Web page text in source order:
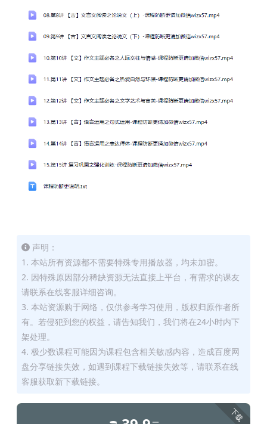
声明：
1. 本站所有资源都不需要特殊专用播放器，均未加密。
2. 因特殊原因部分稀缺资源无法直接上平台，有需求的课友
请联系在线客服详细咨询。
3. 本站资源购于网络，仅供参考学习使用，版权归原作者所
有。若侵犯到您的权益，请告知我们，我们将在24小时内下
架处理。
4. 极少数课程可能因为课程包含相关敏感内容，造成百度网
盘分享链接失效，如遇到课程下载链接失效等，请联系在线
客服获取新下载链接。
下载